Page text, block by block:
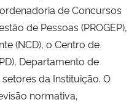
de Concursos
de Pessoas (PROGEP),
(NCD), o Centro de
Departamento de
da Instituição. O
normativa,